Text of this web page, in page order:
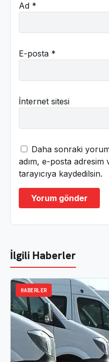
Ad *
E-posta *
İnternet sitesi
Daha sonraki
adım, e-posta adresim
tarayıcıya kaydedilsin.
İlgili Haberler
HABERLER